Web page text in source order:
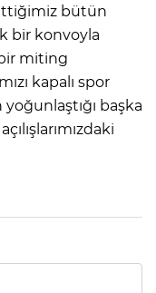
bütün
bir konvoyla
bir miting
kapalı spor
yoğunlaştığı başka